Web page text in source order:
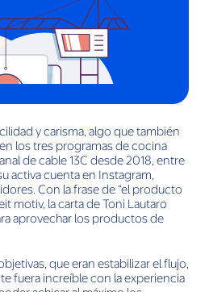
y carisma, algo que también
los tres programas de cocina
de cable 13C desde 2018, entre
activa cuenta en Instagram,
Con la frase de “el producto
motiv, la carta de Toni Lautaro
aprovechar los productos de
que eran estabilizar el flujo,
fuera increíble con la experiencia